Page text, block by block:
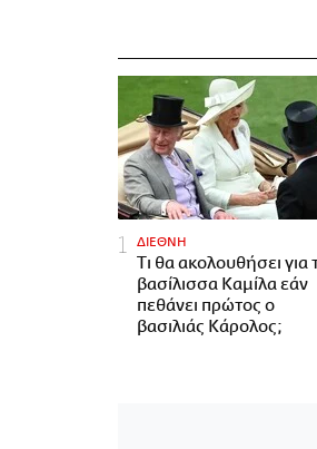
ΔΙΕΘΝΗ
Τι θα ακολουθήσει για
βασίλισσα Καμίλα εάν
πεθάνει πρώτος ο
βασιλιάς Κάρολος;